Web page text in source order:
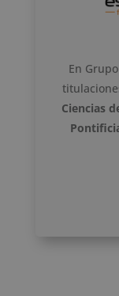
En
Ciencias